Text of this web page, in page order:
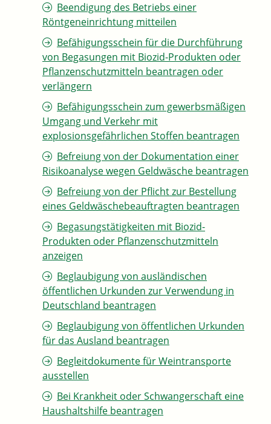
Beendigung des Betriebs einer
Röntgeneinrichtung mitteilen
Befähigungsschein für die Durchführung
von Begasungen mit Biozid-Produkten oder
Pflanzenschutzmitteln beantragen oder
verlängern
Befähigungsschein zum gewerbsmäßigen
Umgang und Verkehr mit
explosionsgefährlichen Stoffen beantragen
Befreiung von der Dokumentation einer
Risikoanalyse wegen Geldwäsche beantragen
Befreiung von der Pflicht zur Bestellung
eines Geldwäschebeauftragten beantragen
Begasungstätigkeiten mit Biozid-
Produkten oder Pflanzenschutzmitteln
anzeigen
Beglaubigung von ausländischen
öffentlichen Urkunden zur Verwendung in
Deutschland beantragen
Beglaubigung von öffentlichen Urkunden
für das Ausland beantragen
Begleitdokumente für Weintransporte
ausstellen
Bei Krankheit oder Schwangerschaft eine
Haushaltshilfe beantragen